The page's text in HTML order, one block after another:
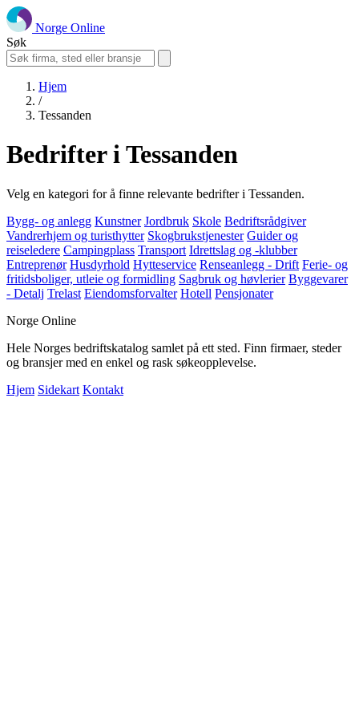
Norge Online
Søk
Hjem
/
Tessanden
Bedrifter i Tessanden
Velg en kategori for å finne relevante bedrifter i Tessanden.
Bygg- og anlegg Kunstner Jordbruk Skole Bedriftsrådgiver
Vandrerhjem og turisthytter Skogbrukstjenester Guider og
reiseledere Campingplass Transport Idrettslag og -klubber
Entreprenør Husdyrhold Hytteservice Renseanlegg - Drift Ferie- og
fritidsboliger, utleie og formidling Sagbruk og høvlerier Byggevarer
- Detalj Trelast Eiendomsforvalter Hotell Pensjonater
Norge Online
Hele Norges bedriftskatalog samlet på ett sted. Finn firmaer, steder
og bransjer med en enkel og rask søkeopplevelse.
Hjem Sidekart Kontakt